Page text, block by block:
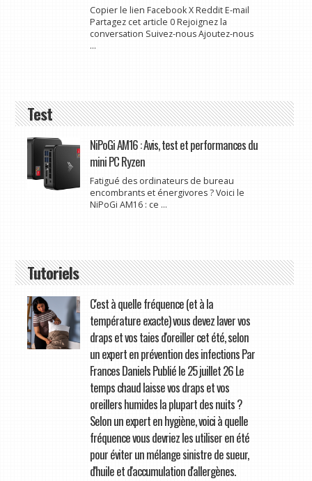
Copier le lien Facebook X Reddit E-mail
Partagez cet article 0 Rejoignez la
conversation Suivez-nous Ajoutez-nous
...
Test
NiPoGi AM16 : Avis, test et performances du
mini PC Ryzen
Fatigué des ordinateurs de bureau
encombrants et énergivores ? Voici le
NiPoGi AM16 : ce ...
Tutoriels
C'est à quelle fréquence (et à la
température exacte) vous devez laver vos
draps et vos taies d'oreiller cet été, selon
un expert en prévention des infections Par
Frances Daniels Publié le 25 juillet 26 Le
temps chaud laisse vos draps et vos
oreillers humides la plupart des nuits ?
Selon un expert en hygiène, voici à quelle
fréquence vous devriez les utiliser en été
pour éviter un mélange sinistre de sueur,
d'huile et d'accumulation d'allergènes.